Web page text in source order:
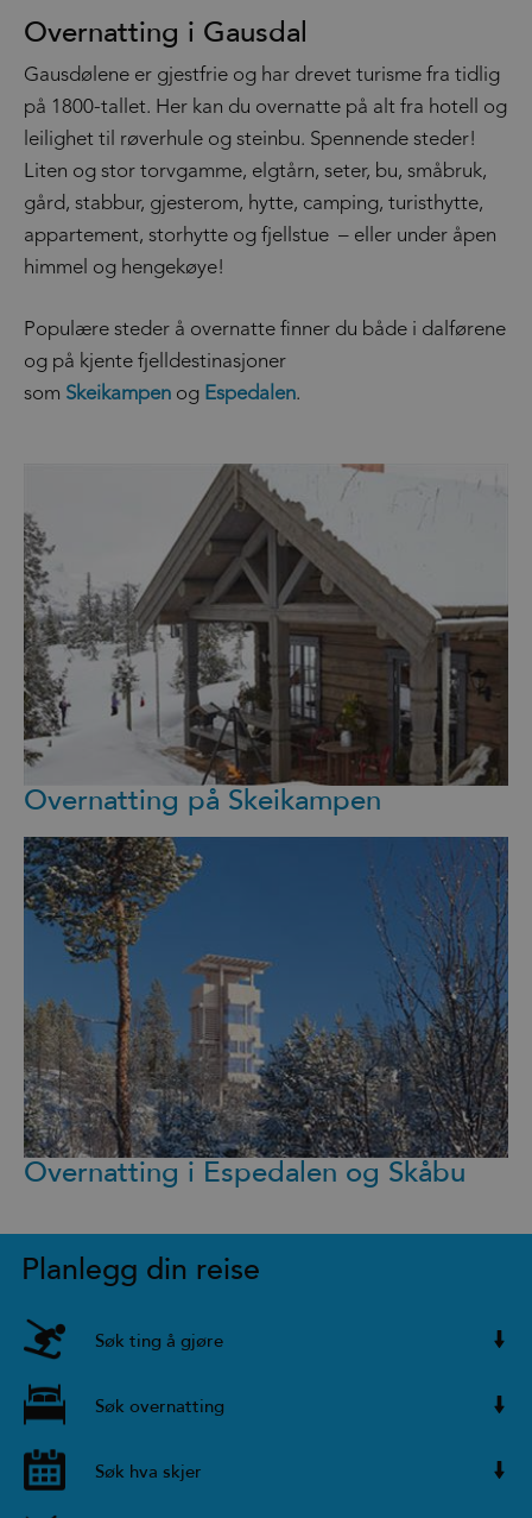
Overnatting i Gausdal
Gausdølene er gjestfrie og har drevet turisme fra tidlig
på 1800-tallet. Her kan du overnatte på alt fra hotell og
leilighet til røverhule og steinbu. Spennende steder!
Liten og stor torvgamme, elgtårn, seter, bu, småbruk,
gård, stabbur, gjesterom, hytte, camping, turisthytte,
appartement, storhytte og fjellstue – eller under åpen
himmel og hengekøye!
Populære steder å overnatte finner du både i dalførene
og på kjente fjelldestinasjoner
som Skeikampen og Espedalen.
Overnatting på Skeikampen
Overnatting i Espedalen og Skåbu
Planlegg din reise
Søk ting å gjøre
Søk overnatting
Søk hva skjer